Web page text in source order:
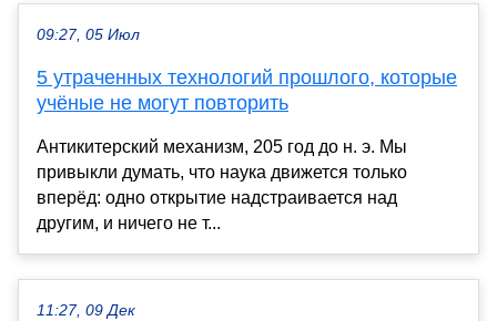
09:27, 05 Июл
5 утраченных технологий прошлого, которые
учёные не могут повторить
Антикитерский механизм, 205 год до н. э. Мы
привыкли думать, что наука движется только
вперёд: одно открытие надстраивается над
другим, и ничего не т...
11:27, 09 Дек